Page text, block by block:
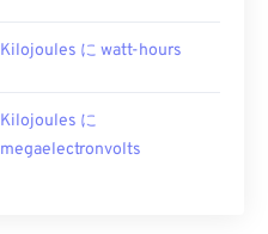
Kilojoules に watt-hours
Kilojoules に
megaelectronvolts